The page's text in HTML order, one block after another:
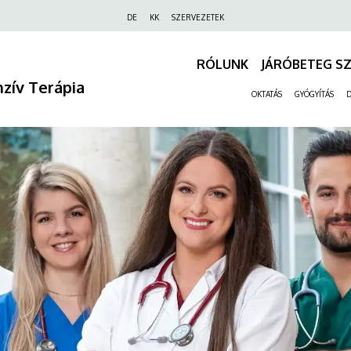
DE KK SZERVEZETEK
Terápia
RÓLUNK JÁRÓBETEG
OKTATÁS GYÓGYÍTÁS